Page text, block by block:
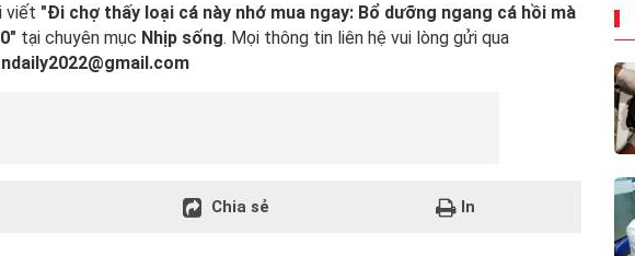
viết "Đi chợ thấy loại cá này nhớ mua ngay: Bổ dưỡng ngang cá hồi mà
tại chuyên mục Nhịp sống. Mọi thông tin liên hệ vui lòng gửi qua
Chia sẻ In